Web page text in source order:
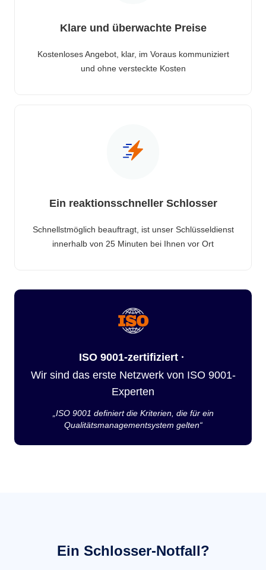
Klare und überwachte Preise
Kostenloses Angebot, klar, im Voraus kommuniziert
und ohne versteckte Kosten
Ein reaktionsschneller Schlosser
Schnellstmöglich beauftragt, ist unser Schlüsseldienst
innerhalb von 25 Minuten bei Ihnen vor Ort
ISO 9001-zertifiziert ·
Wir sind das erste Netzwerk von ISO 9001-
Experten
„ISO 9001 definiert die Kriterien, die für ein
Qualitätsmanagementsystem gelten“
Ein Schlosser-Notfall?